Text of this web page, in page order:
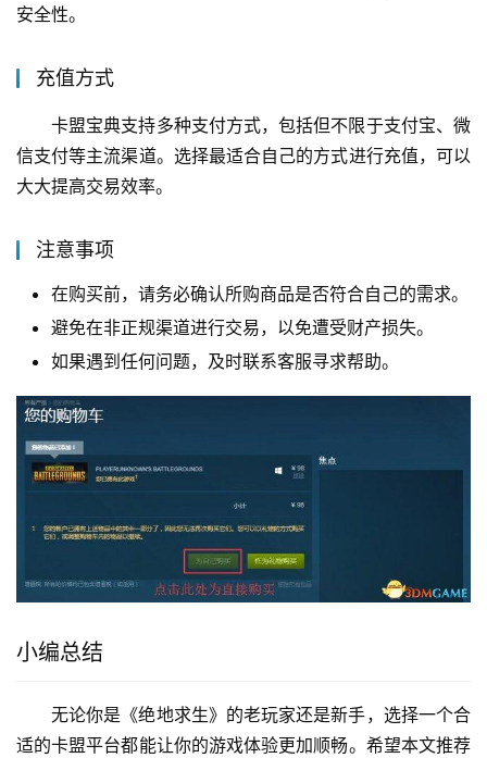
安全性。
充值方式
卡盟宝典支持多种支付方式，包括但不限于支付宝、微
信支付等主流渠道。选择最适合自己的方式进行充值，可以
大大提高交易效率。
注意事项
在购买前，请务必确认所购商品是否符合自己的需求。
避免在非正规渠道进行交易，以免遭受财产损失。
如果遇到任何问题，及时联系客服寻求帮助。
小编总结
无论你是《绝地求生》的老玩家还是新手，选择一个合
适的卡盟平台都能让你的游戏体验更加顺畅。希望本文推荐